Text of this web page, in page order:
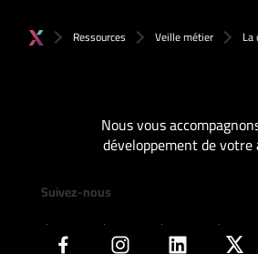
Ressources Veille métier
Nous vous
développement de
Suivez-nous